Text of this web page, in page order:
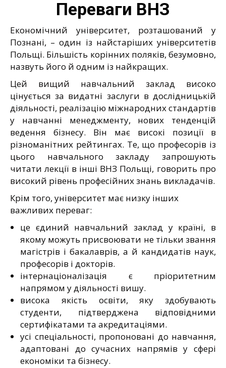
Переваги ВНЗ
Економічний університет, розташований у
Познані, – один із найстаріших університетів
Польщі. Більшість корінних поляків, безумовно,
назвуть його й одним із найкращих.
Цей вищий навчальний заклад високо
цінується за видатні заслуги в дослідницькій
діяльності, реалізацію міжнародних стандартів
у навчанні менеджменту, нових тенденцій
ведення бізнесу. Він має високі позиції в
різноманітних рейтингах. Те, що професорів із
цього навчального закладу запрошують
читати лекції в інші ВНЗ Польщі, говорить про
високий рівень професійних знань викладачів.
Крім того, університет має низку інших
важливих переваг:
це єдиний навчальний заклад у країні, в
якому можуть присвоювати не тільки звання
магістрів і бакалаврів, а й кандидатів наук,
професорів і докторів.
інтернаціоналізація є пріоритетним
напрямом у діяльності вишу.
висока якість освіти, яку здобувають
студенти, підтверджена відповідними
сертифікатами та акредитаціями.
усі спеціальності, пропоновані до навчання,
адаптовані до сучасних напрямів у сфері
економіки та бізнесу.